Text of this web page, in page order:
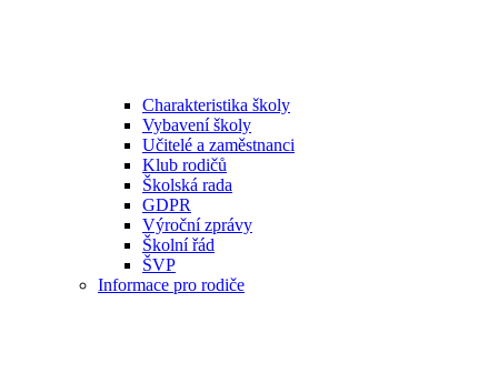
Charakteristika školy
Vybavení školy
Učitelé a zaměstnanci
Klub rodičů
Školská rada
GDPR
Výroční zprávy
Školní řád
ŠVP
Informace pro rodiče